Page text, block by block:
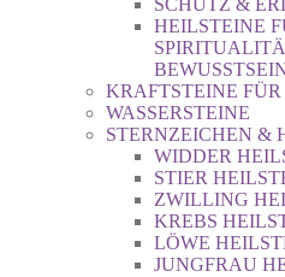
SCHUTZ &
HEILSTEINE
KRAFTSTEINE
WASSERSTEINE
STERNZEICHEN &
WIDDER
STIER
ZWILLING
KREBS
LÖWE
JUNGFRAU